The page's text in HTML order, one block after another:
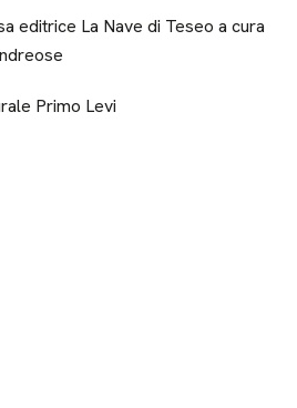
editrice La Nave di Teseo a cura
Primo Levi